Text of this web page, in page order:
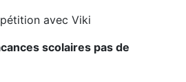
avec Viki
scolaires pas de